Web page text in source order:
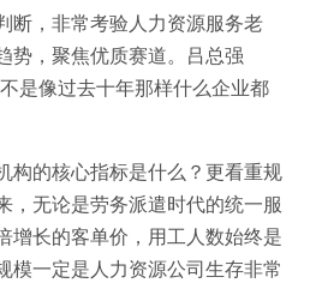
断，非常考验人力资源服务老
势，聚焦优质赛道。吕总强
是像过去十年那样什么企业都
构的核心指标是什么？更看重规
，无论是劳务派遣时代的统一服
增长的客单价，用工人数始终是
模一定是人力资源公司生存非常